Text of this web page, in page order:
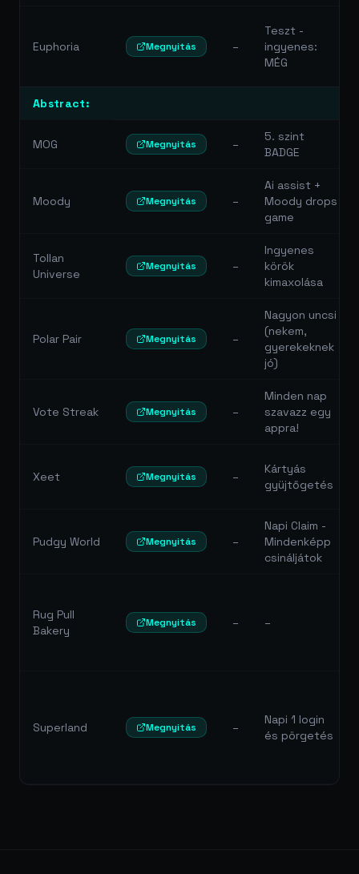
Euphoria Megnyitás –
Teszt -
ingyenes:
MÉG
Abstract:
MOG Megnyitás –
5. szint
BADGE
Moody Megnyitás –
Ai assist +
Moody drops
game
Tollan
Universe
Megnyitás –
Ingyenes
körök
kimaxolása
Polar Pair Megnyitás –
Nagyon uncsi
(nekem,
gyerekeknek
jó)
Vote Streak Megnyitás –
Minden nap
szavazz egy
appra!
Xeet Megnyitás –
Kártyás
gyüjtőgetés
Pudgy World Megnyitás –
Napi Claim -
Mindenképp
csináljátok
Rug Pull
Bakery
Megnyitás – –
Superland Megnyitás –
Napi 1 login
és pörgetés